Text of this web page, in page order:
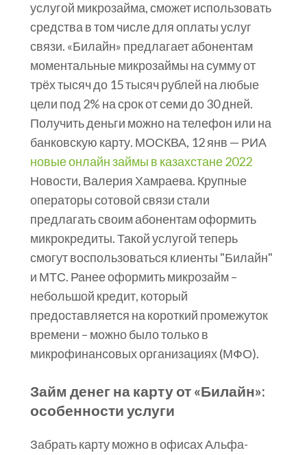
услугой микрозайма, сможет использовать
средства в том числе для оплаты услуг
связи. «Билайн» предлагает абонентам
моментальные микрозаймы на сумму от
трёх тысяч до 15 тысяч рублей на любые
цели под 2% на срок от семи до 30 дней.
Получить деньги можно на телефон или на
банковскую карту. МОСКВА, 12 янв — РИА
новые онлайн займы в казахстане 2022
Новости, Валерия Хамраева. Крупные
операторы сотовой связи стали
предлагать своим абонентам оформить
микрокредиты. Такой услугой теперь
смогут воспользоваться клиенты "Билайн"
и МТС. Ранее оформить микрозайм –
небольшой кредит, который
предоставляется на короткий промежуток
времени – можно было только в
микрофинансовых организациях (МФО).
Займ денег на карту от «Билайн»:
особенности услуги
Забрать карту можно в офисах Альфа-